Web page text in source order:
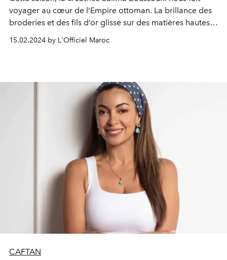
voyager au cœur de l’Empire ottoman. La brillance des
broderies et des fils d’or glisse sur des matières hautes
en couleur, fluides et soyeuses pour révéler des
silhouettes fortes et assumées, à l’image des princesses
15.02.2024 by L'Officiel Maroc
CAFTAN